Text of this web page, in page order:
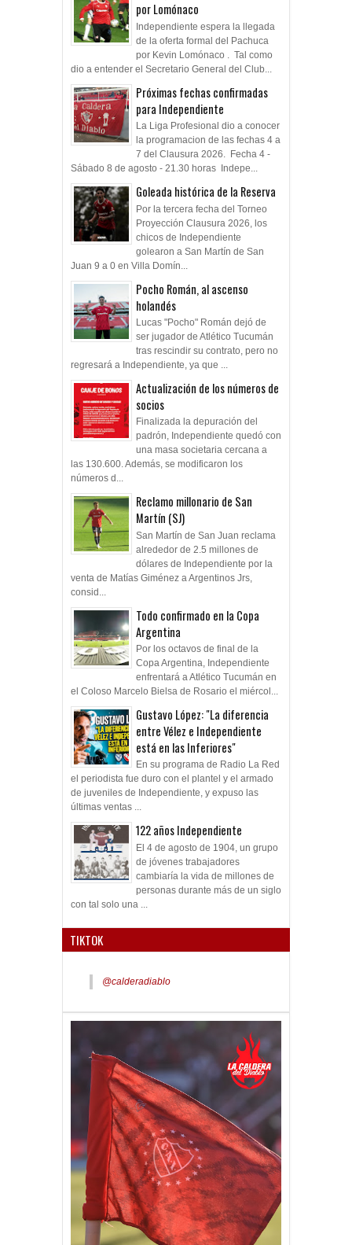
por Lomónaco
Independiente espera la llegada
de la oferta formal del Pachuca
por Kevin Lomónaco . Tal como
dio a entender el Secretario General del Club...
Próximas fechas confirmadas
para Independiente
La Liga Profesional dio a conocer
la programacion de las fechas 4 a
7 del Clausura 2026. Fecha 4 -
Sábado 8 de agosto - 21.30 horas Indepe...
Goleada histórica de la Reserva
Por la tercera fecha del Torneo
Proyección Clausura 2026, los
chicos de Independiente
golearon a San Martín de San
Juan 9 a 0 en Villa Domín...
Pocho Román, al ascenso
holandés
Lucas "Pocho" Román dejó de
ser jugador de Atlético Tucumán
tras rescindir su contrato, pero no
regresará a Independiente, ya que ...
Actualización de los números de
socios
Finalizada la depuración del
padrón, Independiente quedó con
una masa societaria cercana a
las 130.600. Además, se modificaron los
números d...
Reclamo millonario de San
Martín (SJ)
San Martín de San Juan reclama
alrededor de 2.5 millones de
dólares de Independiente por la
venta de Matías Giménez a Argentinos Jrs,
consid...
Todo confirmado en la Copa
Argentina
Por los octavos de final de la
Copa Argentina, Independiente
enfrentará a Atlético Tucumán en
el Coloso Marcelo Bielsa de Rosario el miércol...
Gustavo López: "La diferencia
entre Vélez e Independiente
está en las Inferiores"
En su programa de Radio La Red
el periodista fue duro con el plantel y el armado
de juveniles de Independiente, y expuso las
últimas ventas ...
122 años Independiente
El 4 de agosto de 1904, un grupo
de jóvenes trabajadores
cambiaría la vida de millones de
personas durante más de un siglo
con tal solo una ...
TIKTOK
@calderadiablo